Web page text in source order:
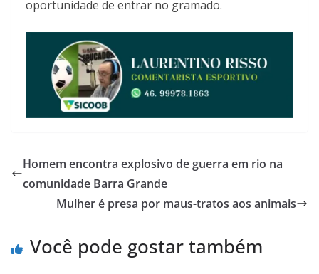
oportunidade de entrar no gramado.
Homem encontra explosivo de guerra em rio na
comunidade Barra Grande
Mulher é presa por maus-tratos aos animais
Você pode gostar também